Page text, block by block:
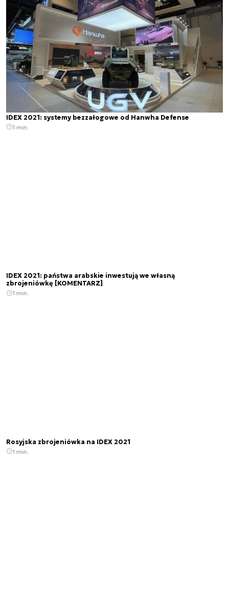
IDEX 2021: systemy bezzałogowe od Hanwha Defense
1 min.
IDEX 2021: państwa arabskie inwestują we własną
zbrojeniówkę [KOMENTARZ]
1 min.
Rosyjska zbrojeniówka na IDEX 2021
1 min.